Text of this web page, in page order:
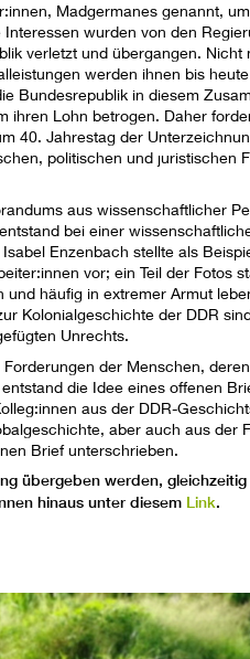
Madgermanes genannt,
wurden von den
verletzt und übergangen. Nicht
werden ihnen bis
Bundesrepublik in diesem
ihren Lohn betrogen. Daher
40. Jahrestag der
politischen und juristischen
aus wissenschaftlicher
bei einer
Enzenbach stellte als
vor; ein Teil der Fotos
häufig in extremer Armut
Kolonialgeschichte der DDR
Unrechts.
der Menschen,
die Idee eines offenen
aus der DDR-
aber auch aus der
Brief unterschrieben.
übergeben werden,
hinaus unter diesem Link.